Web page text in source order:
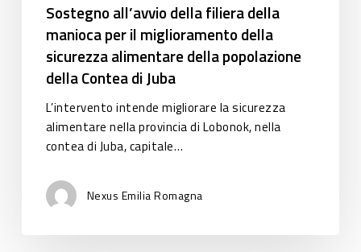
miglioramento
della
sicurezza
della
popolazione
della
Sostegno all’avvio della filiera della
manioca per il miglioramento della
sicurezza alimentare della popolazione
della Contea di Juba
L’intervento intende migliorare la sicurezza
alimentare nella provincia di Lobonok, nella
contea di Juba, capitale…
Nexus Emilia Romagna